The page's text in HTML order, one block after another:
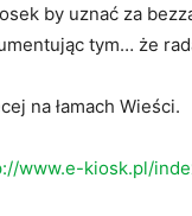
by uznać za
tym… że
na łamach Wieści.
www.e-kiosk.pl/